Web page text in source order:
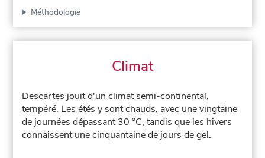
Méthodologie
Climat
Descartes jouit d'un climat semi-continental,
tempéré. Les étés y sont chauds, avec une vingtaine
de journées dépassant 30 °C, tandis que les hivers
connaissent une cinquantaine de jours de gel.